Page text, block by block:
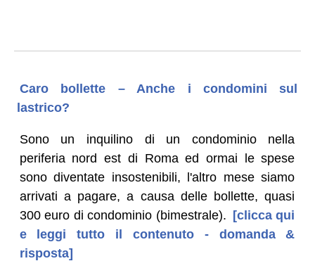
Caro bollette – Anche i condomini sul
lastrico?
Sono un inquilino di un condominio nella
periferia nord est di Roma ed ormai le spese
sono diventate insostenibili, l'altro mese siamo
arrivati a pagare, a causa delle bollette, quasi
300 euro di condominio (bimestrale). [clicca qui
e leggi tutto il contenuto - domanda &
risposta]